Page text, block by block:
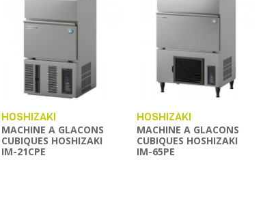
HOSHIZAKI
MACHINE A GLACONS
CUBIQUES HOSHIZAKI
IM-21CPE
HOSHIZAKI
MACHINE A GLACONS
CUBIQUES HOSHIZAKI
IM-65PE